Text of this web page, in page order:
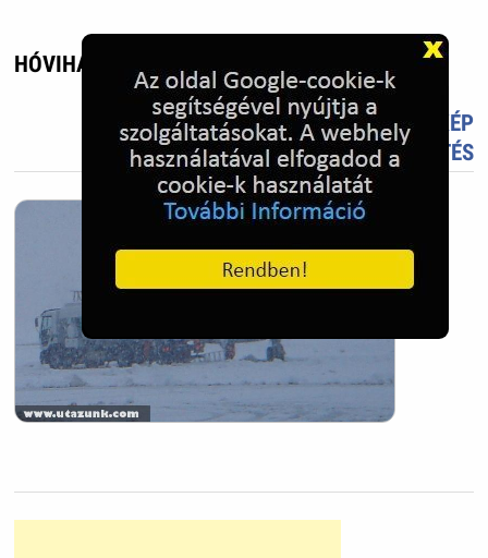
HÓVIHAR A REPTÉREN - UTAZÁS, ÉLMÉNY
TETSZIK?TÖLTS FEL FOTÓT TE IS!ÚJ KÉP
FELTÖLTÉS